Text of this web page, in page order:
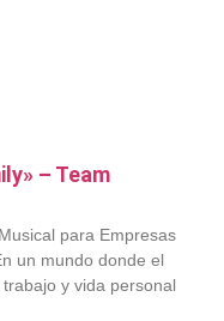
– Team
para Empresas
un mundo donde el
y vida personal